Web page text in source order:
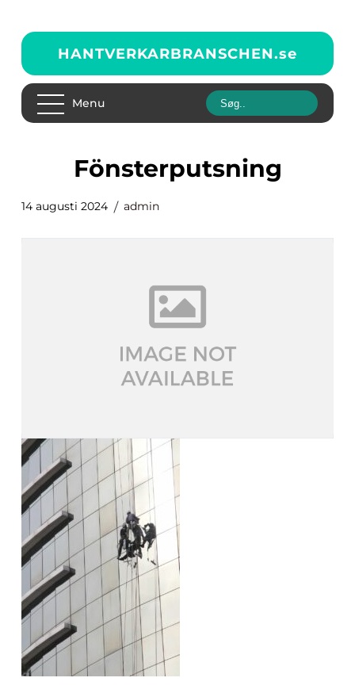
HANTVERKARBRANSCHEN.se
Menu
Fönsterputsning
14 augusti 2024 admin